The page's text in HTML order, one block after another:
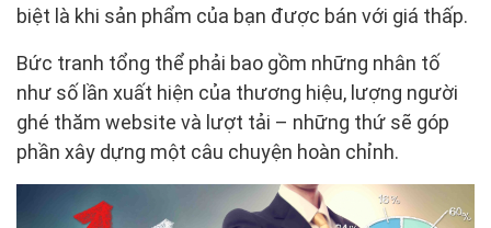
biệt là khi sản phẩm của bạn được bán với giá thấp.
Bức tranh tổng thể phải bao gồm những nhân tố
như số lần xuất hiện của thương hiệu, lượng người
ghé thăm website và lượt tải – những thứ sẽ góp
phần xây dựng một câu chuyện hoàn chỉnh.